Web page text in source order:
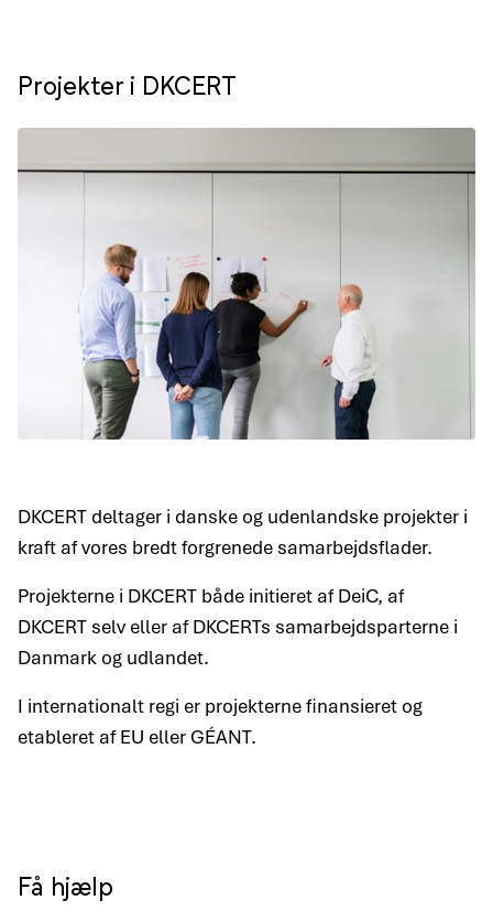
Projekter i DKCERT
DKCERT deltager i danske og udenlandske projekter i
kraft af vores bredt forgrenede samarbejdsflader.
Projekterne i DKCERT både initieret af DeiC, af
DKCERT selv eller af DKCERTs samarbejdsparterne i
Danmark og udlandet.
I internationalt regi er projekterne finansieret og
etableret af EU eller GÉANT.
Få hjælp